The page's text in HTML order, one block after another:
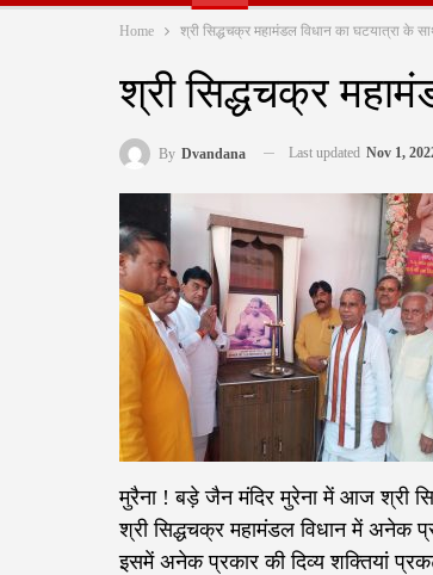
Home श्री सिद्धचक्र महामंडल विधान का घटयात्रा के
श्री सिद्धचक्र
By Dvandana Last updated Nov 1,
मुरैना ! बड़े जैन मंदिर मुरेना में आज श्री
श्री सिद्धचक्र महामंडल विधान में अनेक
इसमें अनेक प्रकार की दिव्य शक्तियां